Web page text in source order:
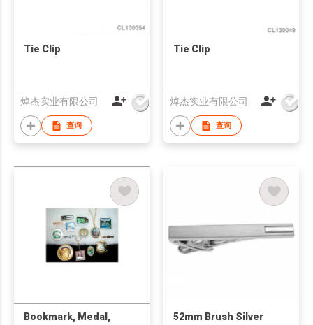
Tie Clip
焯杰实业有限公司
查询
Tie Clip
焯杰实业有限公司
查询
Bookmark, Medal,
52mm Brush Silver